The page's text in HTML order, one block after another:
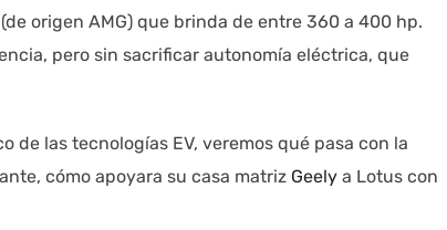
origen AMG) que brinda de entre 360 a 400 hp.
pero sin sacrificar autonomía eléctrica, que
de las tecnologías EV, veremos qué pasa con la
cómo apoyara su casa matriz Geely a Lotus con